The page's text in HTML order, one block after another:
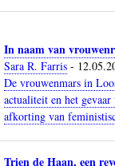
In naam van
Sara R. Farris -
De vrouwenmars in
actualiteit en het
afkorting van
Trien de Haan, een